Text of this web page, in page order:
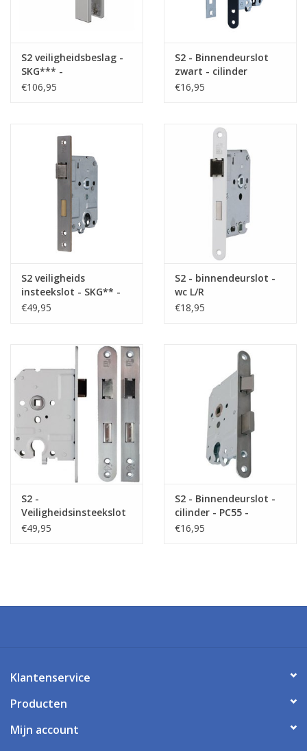
S2 veiligheidsbeslag -
SKG*** -
kerntrekbeveiliging -
€106,95
S2 - Binnendeurslot
zwart - cilinder
€16,95
S2 veiligheids
insteekslot - SKG** -
PC55 - Doornmaat 50
€49,95
S2 - binnendeurslot -
wc L/R
€18,95
S2 -
Veiligheidsinsteekslot
- PC55 - SKG** -
€49,95
S2 - Binnendeurslot -
cilinder - PC55 -
doornmaat 50
€16,95
Klantenservice
Producten
Mijn account